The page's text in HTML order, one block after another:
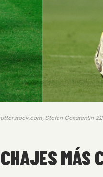
Stefan Constantin
MÁS